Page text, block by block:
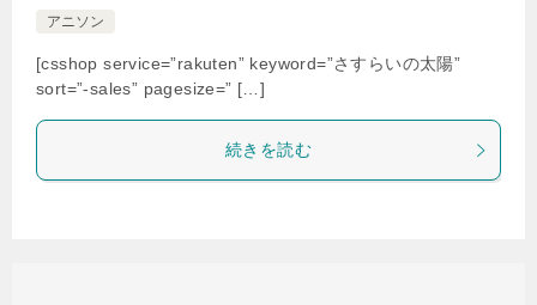
アニソン
[csshop service=”rakuten” keyword=”さすらいの太陽”
sort=”-sales” pagesize=” […]
続きを読む